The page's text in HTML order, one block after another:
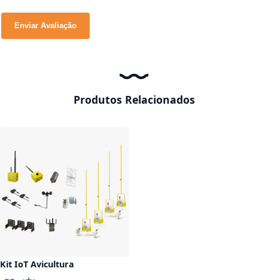
Enviar Avaliação
Produtos Relacionados
Kit IoT Avicultura